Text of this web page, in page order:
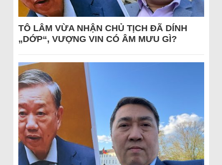
TÔ LÂM VỪA NHẬN CHỦ TỊCH ĐÃ DÍNH
„DỚP“, VƯỢNG VIN CÓ ÂM MƯU GÌ?